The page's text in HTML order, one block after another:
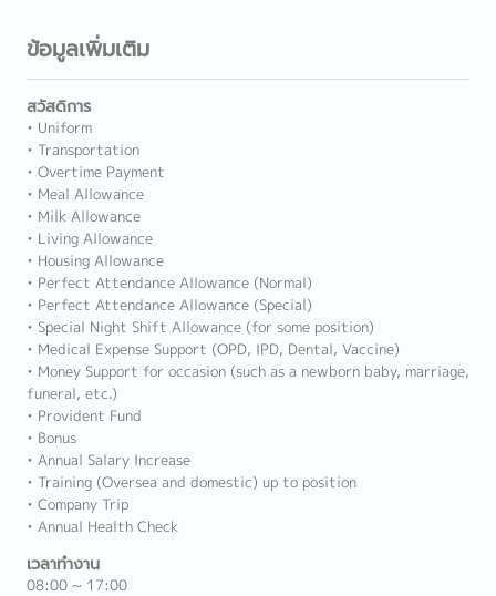
ข้อมูลเพิ่มเติม
สวัสดิการ
• Uniform
• Transportation
• Overtime Payment
• Meal Allowance
• Milk Allowance
• Living Allowance
• Housing Allowance
• Perfect Attendance Allowance (Normal)
• Perfect Attendance Allowance (Special)
• Special Night Shift Allowance (for some position)
• Medical Expense Support (OPD, IPD, Dental, Vaccine)
• Money Support for occasion (such as a newborn baby, marriage,
funeral, etc.)
• Provident Fund
• Bonus
• Annual Salary Increase
• Training (Oversea and domestic) up to position
• Company Trip
• Annual Health Check
เวลาทำงาน
08:00 ~ 17:00